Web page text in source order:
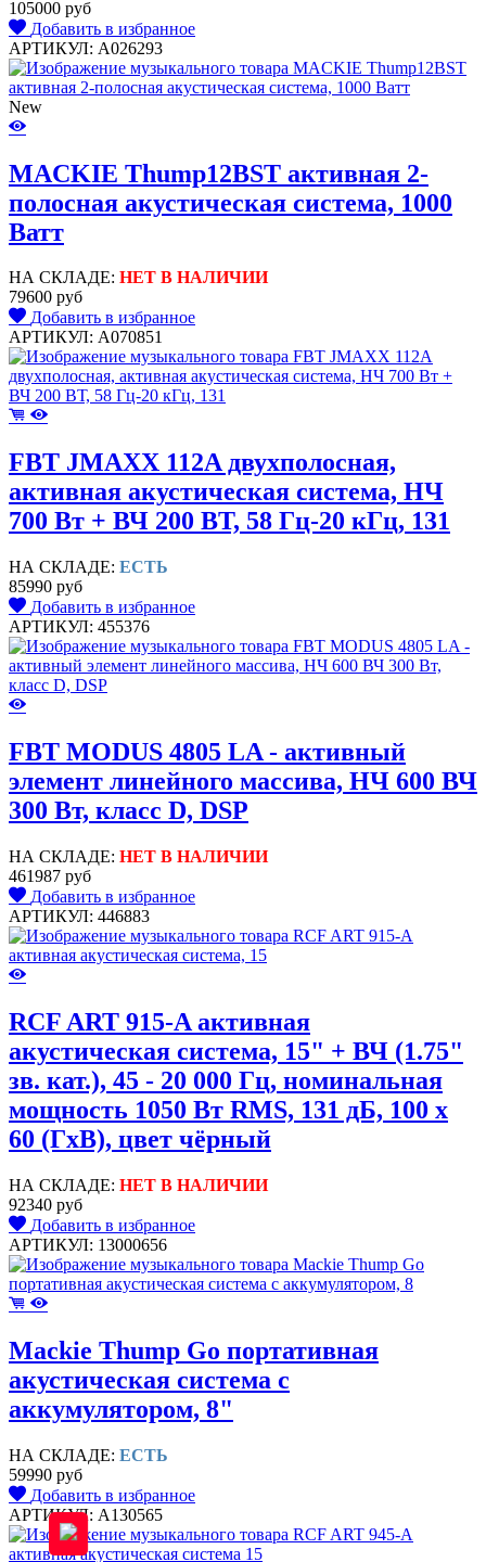
105000 руб
Добавить в избранное
АРТИКУЛ: A026293
New
MACKIE Thump12BST активная 2-
полосная акустическая система, 1000
Ватт
НА СКЛАДЕ: НЕТ В НАЛИЧИИ
79600 руб
Добавить в избранное
АРТИКУЛ: A070851
FBT JMAXX 112A двухполосная,
активная акустическая система, НЧ
700 Вт + ВЧ 200 ВТ, 58 Гц-20 кГц, 131
НА СКЛАДЕ: ЕСТЬ
85990 руб
Добавить в избранное
АРТИКУЛ: 455376
FBT MODUS 4805 LA - активный
элемент линейного массива, НЧ 600 ВЧ
300 Вт, класс D, DSP
НА СКЛАДЕ: НЕТ В НАЛИЧИИ
461987 руб
Добавить в избранное
АРТИКУЛ: 446883
RCF ART 915-A активная
акустическая система, 15" + ВЧ (1.75"
зв. кат.), 45 - 20 000 Гц, номинальная
мощность 1050 Вт RMS, 131 дБ, 100 x
60 (ГxВ), цвет чёрный
НА СКЛАДЕ: НЕТ В НАЛИЧИИ
92340 руб
Добавить в избранное
АРТИКУЛ: 13000656
Mackie Thump Go портативная
акустическая система с
аккумулятором, 8"
НА СКЛАДЕ: ЕСТЬ
59990 руб
Добавить в избранное
АРТИКУЛ: A130565